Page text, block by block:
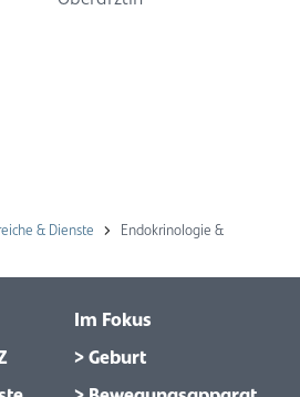
& Dienste
Endokrinologie &
Im Fokus
> Geburt